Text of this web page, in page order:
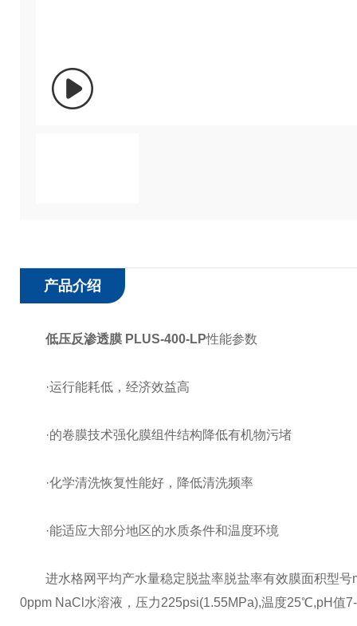
产品介绍
低压反渗透膜 PLUS-400-LP性能参数
·运行能耗低，经济效益高
·的卷膜技术强化膜组件结构降低有机物污堵
·化学清洗恢复性能好，降低清洗频率
·能适应大部分地区的水质条件和温度环境
进水格网平均产水量稳定脱盐率脱盐率有效膜面积型号
0ppm NaCl水溶液，压力225psi(1.55MPa),温度25℃,pH值